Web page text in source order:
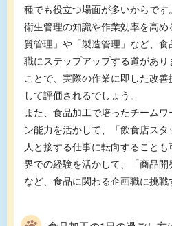
種でも役立つ場面が多いからで
衛生管理の知識や作業効率を高
質管理」や「製造管理」など、
職にステップアップする道があ
ことで、実際の作業に即した改
して評価されるでしょう。
また、食品加工で培ったチーム
ン能力を活かして、「飲食店スタ
人と接する仕事に転向すること
界での経験を活かして、「商品開
など、食品に関わる企画職に挑戦